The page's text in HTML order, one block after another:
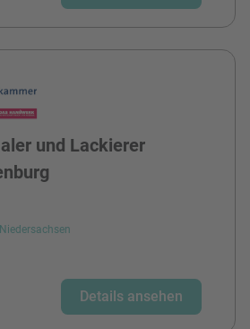
und Lackierer
Details ansehen